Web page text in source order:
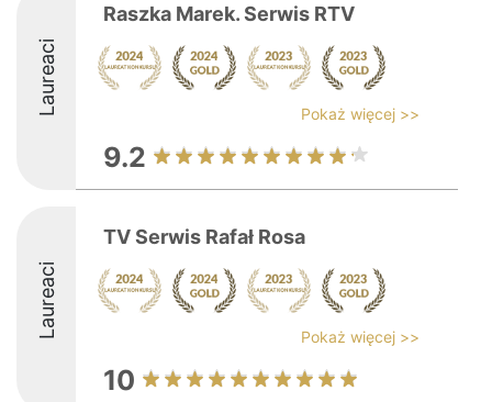
Laureaci
Raszka Marek. Serwis RTV
Pokaż więcej >>
9.2
Laureaci
TV Serwis Rafał Rosa
Pokaż więcej >>
10